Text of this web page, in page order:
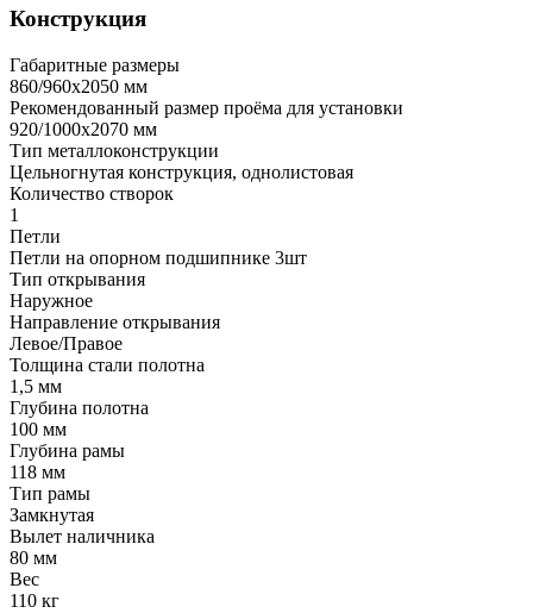
Конструкция
Габаритные размеры
860/960х2050 мм
Рекомендованный размер проёма для установки
920/1000х2070 мм
Тип металлоконструкции
Цельногнутая конструкция, однолистовая
Количество створок
1
Петли
Петли на опорном подшипнике 3шт
Тип открывания
Наружное
Направление открывания
Левое/Правое
Толщина стали полотна
1,5 мм
Глубина полотна
100 мм
Глубина рамы
118 мм
Тип рамы
Замкнутая
Вылет наличника
80 мм
Вес
110 кг